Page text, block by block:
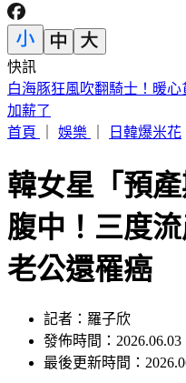
快訊
拜登癌細胞又擴散！「轉
情
首頁
娛樂 日韓爆米花
韓女星「預
腹中！三度
老公還罹癌
記者：羅子欣
發佈時間：2026.06.03
最後更新時間：